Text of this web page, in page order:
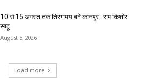
10 से 15 अगस्त तक तिरंगामय बने कानपुर : राम किशोर
साहू
August 5, 2026
Load more